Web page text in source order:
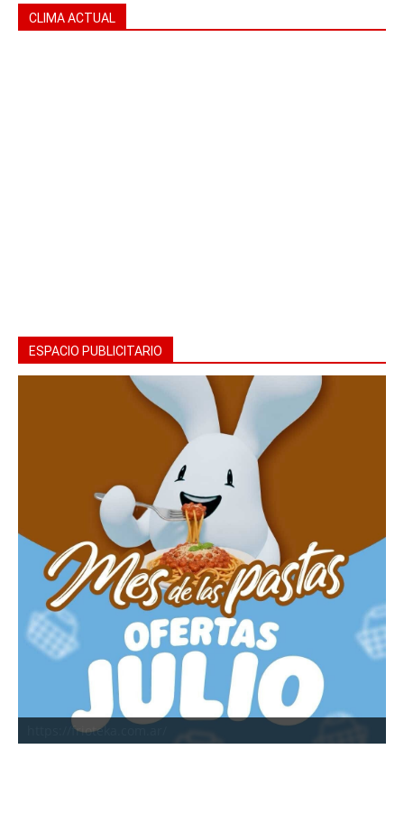
CLIMA ACTUAL
ESPACIO PUBLICITARIO
https://frioteka.com.ar/